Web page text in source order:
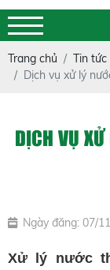
Trang chủ Tin tức
Dịch vụ xử lý
DỊCH VỤ
Ngày đăng: 07/
Xử lý nước